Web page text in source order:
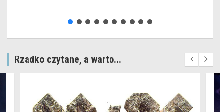
Rzadko czytane, a warto...